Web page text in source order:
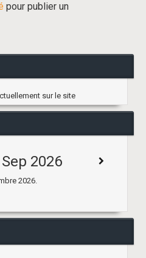
pour publier un
sur le site
2026
2026.